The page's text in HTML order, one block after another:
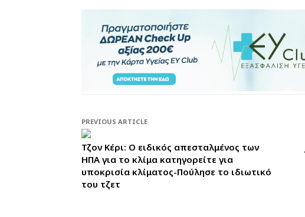
PREVIOUS ARTICLE
Τζον Κέρι: O ειδικός απεσταλμένος των
ΗΠΑ για το κλίμα κατηγορείτε για
υποκρισία κλίματος-Πούλησε το ιδιωτικό
του τζετ